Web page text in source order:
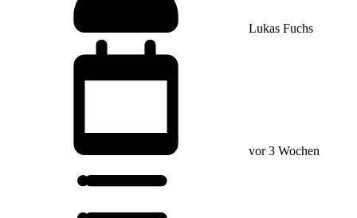
Lukas Fuchs
vor 3 Wochen